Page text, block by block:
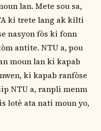
lan. Mete sou sa,
ki trete lang ak kilti
nasyon fòs ki fonn
antite. NTU a, pou
moun lan ki kapab
ki kapab ranfòse
NTU a, ranpli menm
lotѐ ata nati moun yo,